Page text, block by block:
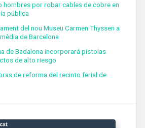
hombres por robar cables de cobre en
pública
del nou Museu Carmen Thyssen a
de Barcelona
de Badalona incorporará pistolas
de alto riesgo
de reforma del recinto ferial de